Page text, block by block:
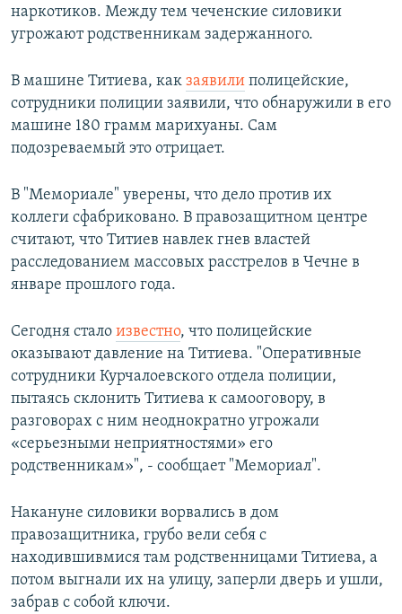
наркотиков. Между тем чеченские силовики
угрожают родственникам задержанного.
В машине Титиева, как заявили полицейские,
сотрудники полиции заявили, что обнаружили в его
машине 180 грамм марихуаны. Сам
подозреваемый это отрицает.
В "Мемориале" уверены, что дело против их
коллеги сфабриковано. В правозащитном центре
считают, что Титиев навлек гнев властей
расследованием массовых расстрелов в Чечне в
январе прошлого года.
Сегодня стало известно, что полицейские
оказывают давление на Титиева. "Оперативные
сотрудники Курчалоевского отдела полиции,
пытаясь склонить Титиева к самооговору, в
разговорах с ним неоднократно угрожали
«серьезными неприятностями» его
родственникам»", - сообщает "Мемориал".
Накануне силовики ворвались в дом
правозащитника, грубо вели себя с
находившивмися там родственницами Титиева, а
потом выгнали их на улицу, заперли дверь и ушли,
забрав с собой ключи.